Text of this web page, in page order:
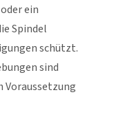
ein
Spindel
schützt.
sind
Voraussetzung